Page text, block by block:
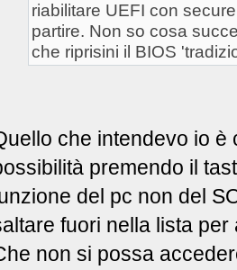
riabilitare UEFI con
partire. Non so cosa
che riprisini il BIOS
che intendevo io
premendo il
del pc non del
fuori nella lista
non si possa